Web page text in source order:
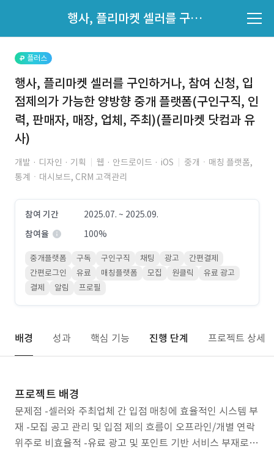
행사, 플리마켓 셀러를 구인하거나, 참여 신청, 입점제의가 가능한 양방향 중개 플랫폼(구인구직, 인력, 판매자, 매장, 업체, 주최)(플리마켓 닷컴과 유사)
지원자 목록 바로가기
플러스
행사, 플리마켓 셀러를 구인하거나, 참여 신청, 입
점제의가 가능한 양방향 중개 플랫폼(구인구직, 인
력, 판매자, 매장, 업체, 주최)(플리마켓 닷컴과 유
사)
개발 · 디자인 · 기획 웹 · 안드로이드 · iOS
중개ㆍ매칭 플랫폼,
통계ㆍ대시보드, CRM 고객관리
참여 기간
2025.07. ~ 2025.09.
참여율
100%
중개플랫폼 구독 구인구직 채팅 광고
간편결제
간편로그인
유료 매칭플랫폼 모집 원클릭
유료 광고
결제
알림 프로필
배경 성과 핵심 기능 진행 단계 프로젝트 상세
프로젝트 배경
문제점 -셀러와 주최업체 간 입점 매칭에 효율적인 시스템 부
재 -모집 공고 관리 및 입점 제의 흐름이 오프라인/개별 연락
위주로 비효율적 -유료 광고 및 포인트 기반 서비스 부재로